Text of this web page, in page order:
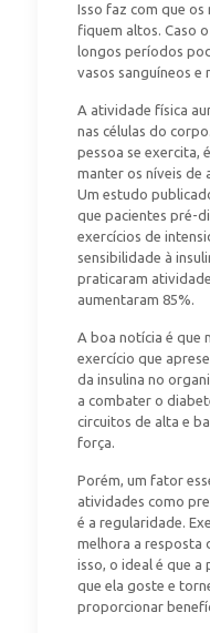
Isso faz com que os
fiquem altos. Caso
longos períodos
vasos sanguíneos e
A atividade física
nas células do
pessoa se exercita,
manter os níveis de
Um estudo
que pacientes pré-
exercícios de
sensibilidade à
praticaram
aumentaram 85%.
A boa notícia é que
exercício que
da insulina no
a combater o
circuitos de alta e
força.
Porém, um fator
atividades como
é a regularidade.
melhora a resposta
isso, o ideal é que a
que ela goste e
proporcionar